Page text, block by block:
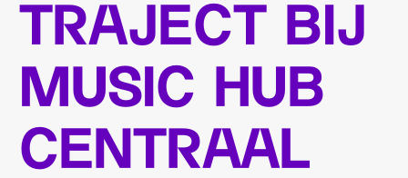
traject bij
Music Hub
Centraal